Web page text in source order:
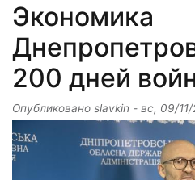
Экономика
200 дней
Опубликовано slavkin - вс, 09/